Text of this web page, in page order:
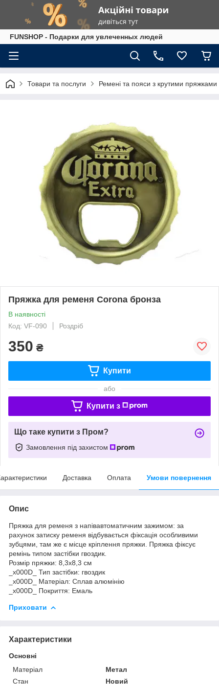
FUNSHOP - Подарки для увлеченных людей
Товари та послуги Ремені та пояси з крутими пряжками
Пряжка для ременя Corona бронза
В наявності
Код: VF-090
Роздріб
350 ₴
Купити
або
Купити з
Що таке купити з Пром?
Замовлення під захистом
Доставка Оплата Умови повернення
Опис
Пряжка для ременя з напівавтоматичним зажимом: за
рахунок затиску ременя відбувається фіксація особливими
зубцями, там же є місце кріплення пряжки. Пряжка фіксує
ремінь типом застібки гвоздик.
Розмір пряжки: 8,3х8,3 см
_x000D_ Тип застібки: гвоздик
_x000D_ Матеріал: Сплав алюмінію
_x000D_ Покриття: Емаль
Приховати
Характеристики
Основні
Матеріал
Метал
Стан
Новий